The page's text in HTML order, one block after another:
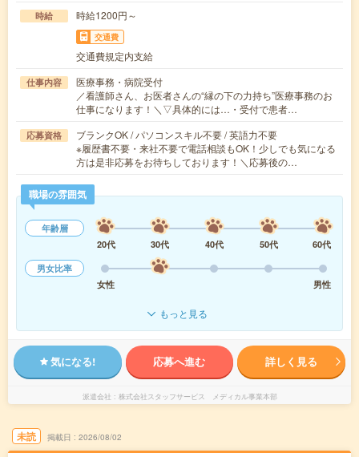
時給 時給1200円～
交通費
交通費規定内支給
仕事内容
医療事務・病院受付
／看護師さん、お医者さんの“縁の下の力持ち”医療事務のお
仕事になります！＼▽具体的には…・受付で患者…
応募資格
ブランクOK / パソコンスキル不要 / 英語力不要
※履歴書不要・来社不要で電話相談もOK！少しでも気になる
方は是非応募をお待ちしております！＼応募後の…
職場の雰囲気
年齢層
20代
30代 40代 50代
60代
男女比率
女性
男性
もっと見る
気になる! 応募へ進む 詳しく見る
派遣会社 株式会社スタッフサービス メディカル事業本部
未読 掲載日 2026/08/02